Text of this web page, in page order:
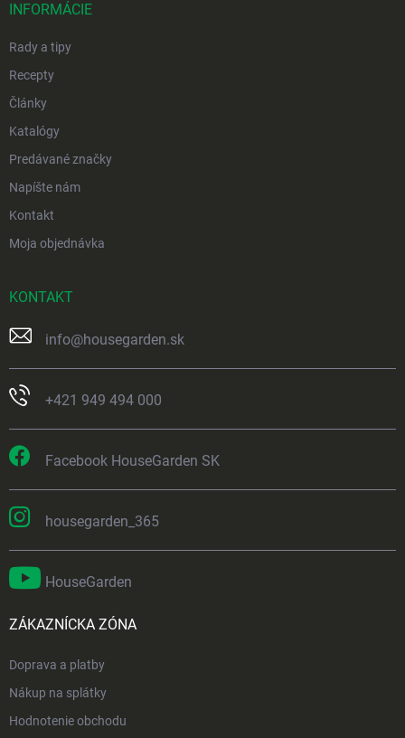
INFORMÁCIE
Rady a tipy
Recepty
Články
Katalógy
Predávané značky
Napíšte nám
Kontakt
Moja objednávka
KONTAKT
info@housegarden.sk
+421 949 494 000
Facebook HouseGarden SK
housegarden_365
HouseGarden
ZÁKAZNÍCKA ZÓNA
Doprava a platby
Nákup na splátky
Hodnotenie obchodu